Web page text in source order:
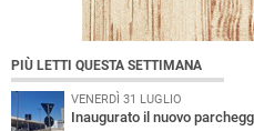
PIÙ LETTI QUESTA SETTIMANA
VENERDÌ 31 LUGLIO
Inaugurato il nuovo